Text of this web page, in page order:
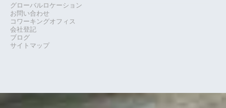
グローバルロケーション
お問い合わせ
コワーキングオフィス
会社登記
ブログ
サイトマップ